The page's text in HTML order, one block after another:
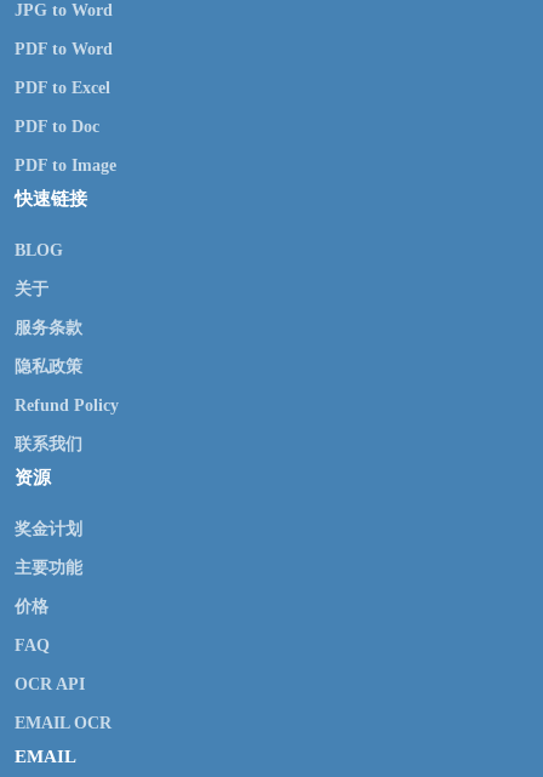
JPG to Word
PDF to Word
PDF to Excel
PDF to Doc
PDF to Image
快速链接
BLOG
关于
服务条款
隐私政策
Refund Policy
联系我们
资源
奖金计划
主要功能
价格
FAQ
OCR API
EMAIL OCR
EMAIL